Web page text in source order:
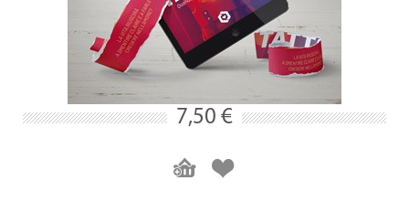
7,50 €